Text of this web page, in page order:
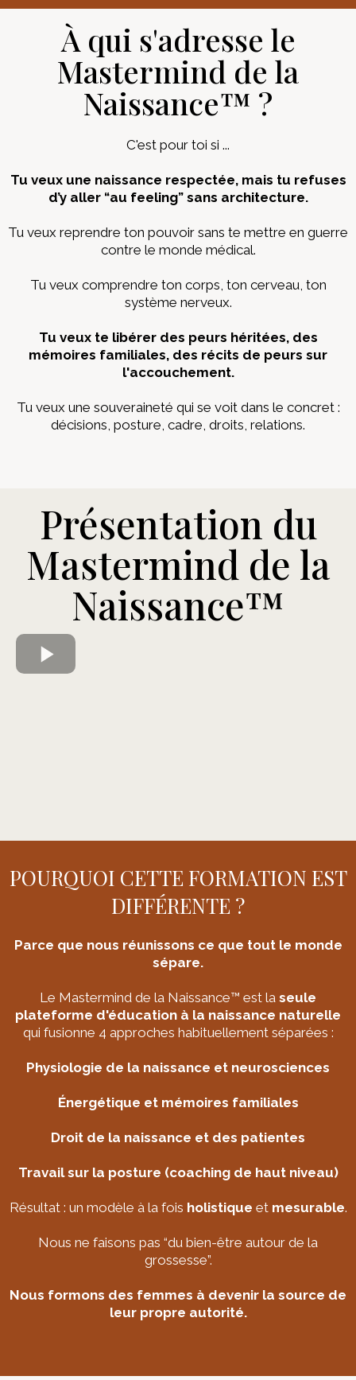
À qui s'adresse le
Mastermind de la
Naissance™ ?
C'est pour toi si ...
Tu veux une naissance respectée, mais tu refuses
d’y aller “au feeling” sans architecture.
Tu veux reprendre ton pouvoir sans te mettre en guerre
contre le monde médical.
Tu veux comprendre ton corps, ton cerveau, ton
système nerveux.
Tu veux te libérer des peurs héritées, des
mémoires familiales, des récits de peurs sur
l'accouchement.
Tu veux une souveraineté qui se voit dans le concret :
décisions, posture, cadre, droits, relations.
Présentation du
Mastermind de la
Naissance™
POURQUOI CETTE FORMATION EST
DIFFÉRENTE ?
Parce que nous réunissons ce que tout le monde
sépare.
Le Mastermind de la Naissance™ est la seule
plateforme d'éducation à la naissance naturelle
qui fusionne 4 approches habituellement séparées :
Physiologie de la naissance et neurosciences
Énergétique et mémoires familiales
Droit de la naissance et des patientes
Travail sur la posture (coaching de haut niveau)
Résultat : un modèle à la fois holistique et mesurable.
Nous ne faisons pas “du bien-être autour de la
grossesse”.
Nous formons des femmes à devenir la source de
leur propre autorité.